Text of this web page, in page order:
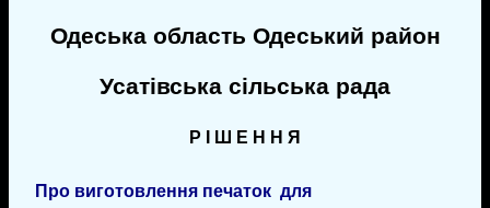
Одеська область Одеський район
Усатівська сільська рада
Р І Ш Е Н Н Я
Про виготовлення печаток для